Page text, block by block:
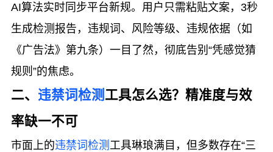
AI算法实时同步平台新规。用户只需粘贴文案，3秒
生成检测报告，违规词、风险等级、违规依据（如
《广告法》第九条）一目了然，彻底告别“凭感觉猜
规则”的焦虑。
二、 违禁词检测 工具怎么选？精准度与效
率缺一不可
市面上的违禁词检测 工具琳琅满目，但多数存在“三